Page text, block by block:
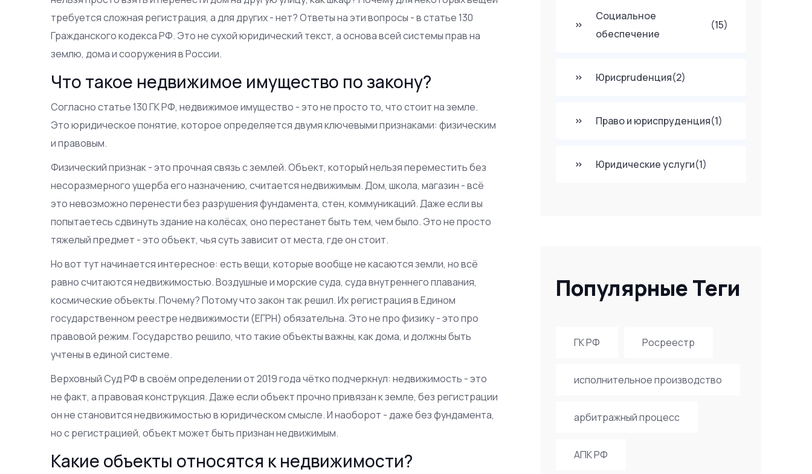
Социальное
обеспечение
(15)
Юрисprudенция(2)
Право и юриспруденция(1)
Юридические услуги(1)
Популярные Теги
ГК РФ Росреестр
исполнительное производство
арбитражный процесс
АПК РФ
требуется сложная регистрация, а для других - нет? Ответы на эти вопросы - в статье 130
Гражданского кодекса РФ. Это не сухой юридический текст, а основа всей системы прав на
землю, дома и сооружения в России.
Что такое недвижимое имущество по закону?
Согласно статье 130 ГК РФ, недвижимое имущество - это не просто то, что стоит на земле.
Это юридическое понятие, которое определяется двумя ключевыми признаками: физическим
и правовым.
Физический признак - это прочная связь с землей. Объект, который нельзя переместить без
несоразмерного ущерба его назначению, считается недвижимым. Дом, школа, магазин - всё
это невозможно перенести без разрушения фундамента, стен, коммуникаций. Даже если вы
попытаетесь сдвинуть здание на колёсах, оно перестанет быть тем, чем было. Это не просто
тяжелый предмет - это объект, чья суть зависит от места, где он стоит.
Но вот тут начинается интересное: есть вещи, которые вообще не касаются земли, но всё
равно считаются недвижимостью. Воздушные и морские суда, суда внутреннего плавания,
космические объекты. Почему? Потому что закон так решил. Их регистрация в Едином
государственном реестре недвижимости (ЕГРН) обязательна. Это не про физику - это про
правовой режим. Государство решило, что такие объекты важны, как дома, и должны быть
учтены в единой системе.
Верховный Суд РФ в своём определении от 2019 года чётко подчеркнул: недвижимость - это
не факт, а правовая конструкция. Даже если объект прочно привязан к земле, без регистрации
он не становится недвижимостью в юридическом смысле. И наоборот - даже без фундамента,
но с регистрацией, объект может быть признан недвижимым.
Какие объекты относятся к недвижимости?